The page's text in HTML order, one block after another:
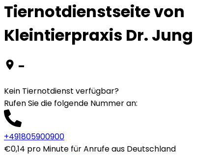
Tiernotdienstseite von
Kleintierpraxis Dr. Jung
-
Kein Tiernotdienst verfügbar?
Rufen Sie die folgende Nummer an:
+491805900900
€0,14 pro Minute für Anrufe aus Deutschland